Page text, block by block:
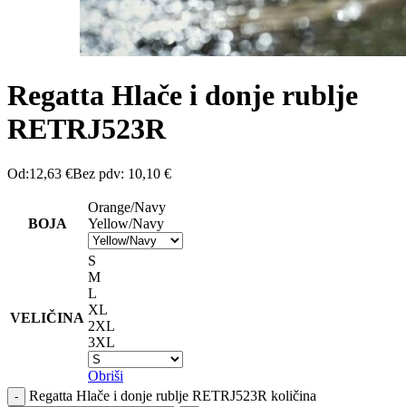
Regatta Hlače i donje rublje
RETRJ523R
Od:12,63 €Bez pdv: 10,10 €
BOJA
Orange/Navy
Yellow/Navy
VELIČINA
S
M
L
XL
2XL
3XL
Obriši
Regatta Hlače i donje rublje RETRJ523R količina